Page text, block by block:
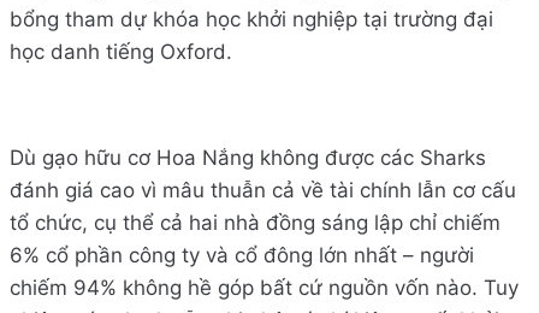
bổng tham dự khóa học khởi nghiệp tại trường đại
học danh tiếng Oxford.
Dù gạo hữu cơ Hoa Nắng không được các Sharks
đánh giá cao vì mâu thuẫn cả về tài chính lẫn cơ cấu
tổ chức, cụ thể cả hai nhà đồng sáng lập chỉ chiếm
6% cổ phần công ty và cổ đông lớn nhất – người
chiếm 94% không hề góp bất cứ nguồn vốn nào. Tuy